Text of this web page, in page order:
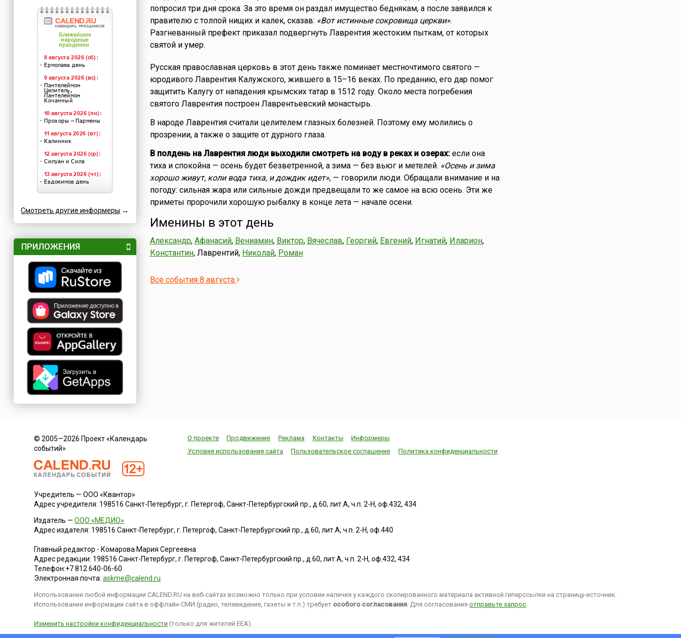
Смотреть другие информеры →
ПРИЛОЖЕНИЯ
попросил три дня срока. За это время он раздал имущество беднякам, а после заявился к
правителю с толпой нищих и калек, сказав: «Вот истинные сокровища церкви».
Разгневанный префект приказал подвергнуть Лаврентия жестоким пыткам, от которых
святой и умер.
Русская православная церковь в этот день также поминает местночтимого святого —
юродивого Лаврентия Калужского, жившего в 15–16 веках. По преданию, его дар помог
защитить Калугу от нападения крымских татар в 1512 году. Около места погребения
святого Лаврентия построен Лаврентьевский монастырь.
В народе Лаврентия считали целителем глазных болезней. Поэтому ему молились о
прозрении, а также о защите от дурного глаза.
В полдень на Лаврентия люди выходили смотреть на воду в реках и озерах:если она
тиха и спокойна — осень будет безветренной, а зима — без вьюг и метелей. «Осень и зима
хорошо живут, коли вода тиха, и дождик идет», — говорили люди. Обращали внимание и на
погоду: сильная жара или сильные дожди предвещали то же самое на всю осень. Эти же
приметы пророчили хорошую рыбалку в конце лета — начале осени.
Именины в этот день
Александр, Афанасий, Вениамин, Виктор, Вячеслав, Георгий, Евгений, Игнатий, Иларион,
Константин, Лаврентий, Николай, Роман
Все события 8 августа
© 2005—2026 Проект «Календарь
событий»
О проекте Продвижение Реклама Контакты
Информеры
Условия использования сайта
Пользовательское соглашение Политика конфиденциальности
Учредитель — ООО «Квантор»
Адрес учредителя: 198516 Санкт-Петербург, г. Петергоф, Санкт-Петербургский пр., д.60, лит.А, ч.п. 2-Н, оф.432, 434
Издатель —ООО «МЕДИО»
Адрес издателя: 198516 Санкт-Петербург, г. Петергоф, Санкт-Петербургский пр., д.60, лит.А, ч.п. 2-Н, оф.440
Главный редактор - Комарова Мария Сергеевна
Адрес редакции: 198516 Санкт-Петербург, г. Петергоф,Санкт-Петербургский пр., д.60, лит.А, ч.п. 2-Н, оф.432, 434
Телефон:+7 812 640-06-60
Электронная почта:askme@calend.ru
Использование любой информации CALEND.RU на веб-сайтах возможно только при условии наличия у каждого скопированного материала активной гиперссылки на страницу-источник.
Использование информации сайта в оффлайн-СМИ (радио, телевидение, газеты и т.п.) требует особого согласования. Для согласованияотправьте запрос.
Изменить настройки конфиденциальности (только для жителей EEA).